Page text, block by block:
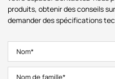
produits, obtenir des conseils
demander des spécifications